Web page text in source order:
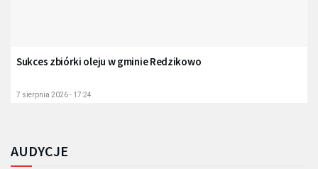
Sukces zbiórki oleju w gminie Redzikowo
7 sierpnia 2026 - 17:24
AUDYCJE